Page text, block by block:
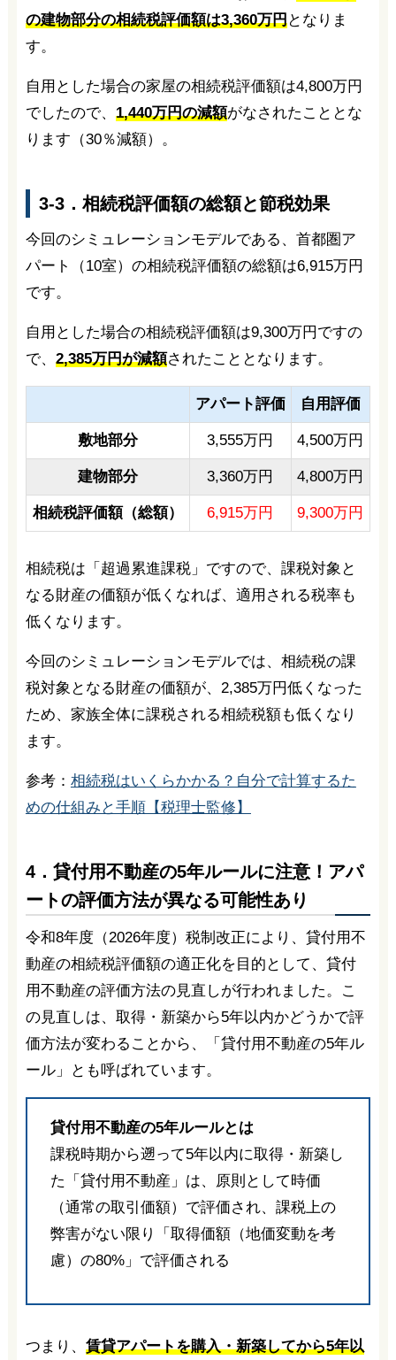
の建物部分の相続税評価額は3,360万円となりま
す。
自用とした場合の家屋の相続税評価額は4,800万円
でしたので、 1,440万円の減額がなされたこととな
ります（30％減額）。
3-3．相続税評価額の総額と節税効果
今回のシミュレーションモデルである、首都圏ア
パート（10室）の相続税評価額の総額は6,915万円
です。
自用とした場合の相続税評価額は9,300万円ですの
で、 2,385万円が減額されたこととなります。
アパート評価 自用評価
敷地部分 3,555万円 4,500万円
建物部分 3,360万円 4,800万円
相続税評価額（総額） 6,915万円 9,300万円
相続税は「超過累進課税」ですので、課税対象と
なる財産の価額が低くなれば、適用される税率も
低くなります。
今回のシミュレーションモデルでは、相続税の課
税対象となる財産の価額が、2,385万円低くなった
ため、家族全体に課税される相続税額も低くなり
ます。
参考： 相続税はいくらかかる？自分で計算するた
めの仕組みと手順【税理士監修】
4．貸付用不動産の5年ルールに注意！アパ
ートの評価方法が異なる可能性あり
令和8年度（2026年度）税制改正により、貸付用不
動産の相続税評価額の適正化を目的として、貸付
用不動産の評価方法の見直しが行われました。こ
の見直しは、取得・新築から5年以内かどうかで評
価方法が変わることから、「貸付用不動産の5年ル
ール」とも呼ばれています。
貸付用不動産の5年ルールとは
課税時期から遡って5年以内に取得・新築し
た「貸付用不動産」は、原則として時価
（通常の取引価額）で評価され、課税上の
弊害がない限り「取得価額（地価変動を考
慮）の80%」で評価される
つまり、 賃貸アパートを購入・新築してから5年以